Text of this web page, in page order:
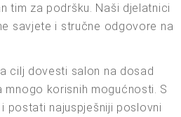
tim za podršku. Naši djelatnici
savjete i stručne odgovore na
cilj dovesti salon na dosad
mnogo korisnih mogućnosti. S
postati najuspješniji poslovni